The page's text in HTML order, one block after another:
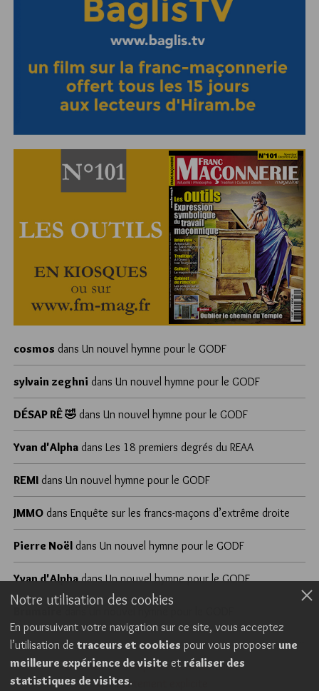
cosmos dans Un nouvel hymne pour le GODF
sylvain zeghni dans Un nouvel hymne pour le GODF
DÉSAP RÊ 🤣 dans Un nouvel hymne pour le GODF
Yvan d'Alpha dans Les 18 premiers degrés du REAA
REMI dans Un nouvel hymne pour le GODF
JMMO dans Enquête sur les francs-maçons d’extrême droite
Pierre Noël dans Un nouvel hymne pour le GODF
Yvan d'AlphadansUn nouvel hymne pour le GODF
Cookies
Politique de confidentialité
Consentement explicite
Notre utilisation des cookies
En poursuivant votre navigation sur ce site, vous acceptez
l’utilisation de traceurs et cookies pour vous proposer une
meilleure expérience de visite et réaliser des
statistiques de visites.